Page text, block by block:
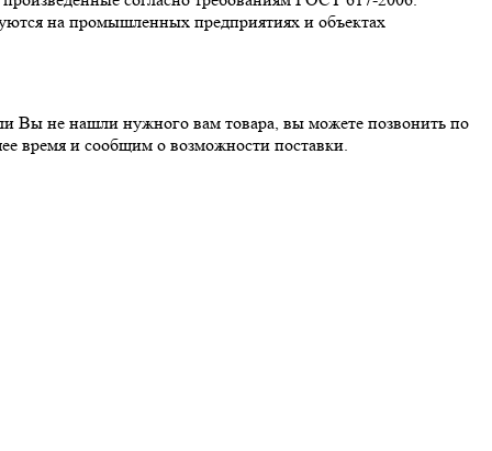
на промышленных предприятиях и объектах
Вы не нашли нужного вам товара, вы можете позвонить по
время и сообщим о возможности поставки.